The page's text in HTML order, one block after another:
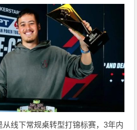
从线下常规桌转型打锦标赛，3年内